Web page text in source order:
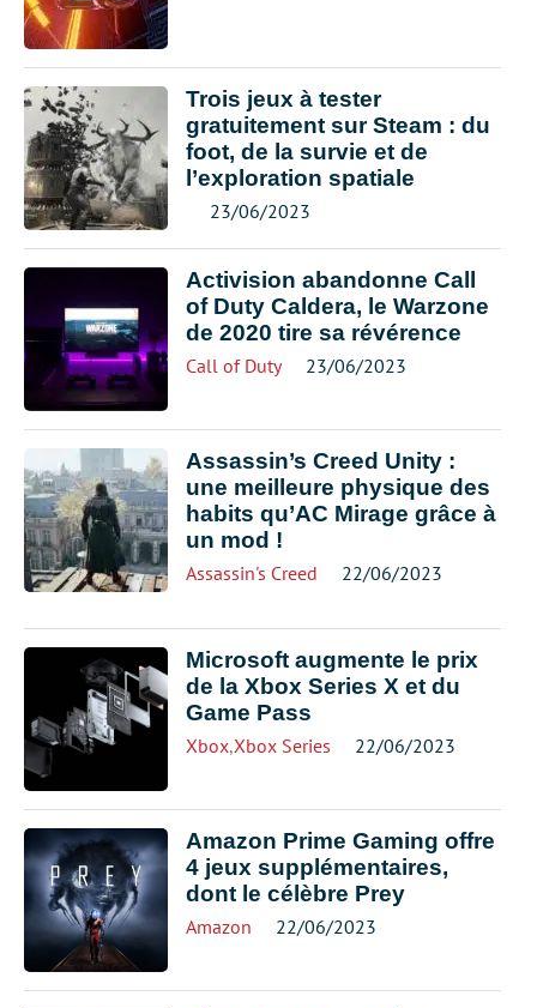
Trois jeux à tester
gratuitement sur Steam : du
foot, de la survie et de
l’exploration spatiale
23/06/2023
Activision abandonne Call
of Duty Caldera, le Warzone
de 2020 tire sa révérence
Call of Duty 23/06/2023
Assassin’s Creed Unity :
une meilleure physique des
habits qu’AC Mirage grâce à
un mod !
Assassin's Creed 22/06/2023
Microsoft augmente le prix
de la Xbox Series X et du
Game Pass
Xbox,Xbox Series 22/06/2023
Amazon Prime Gaming offre
4 jeux supplémentaires,
dont le célèbre Prey
Amazon 22/06/2023